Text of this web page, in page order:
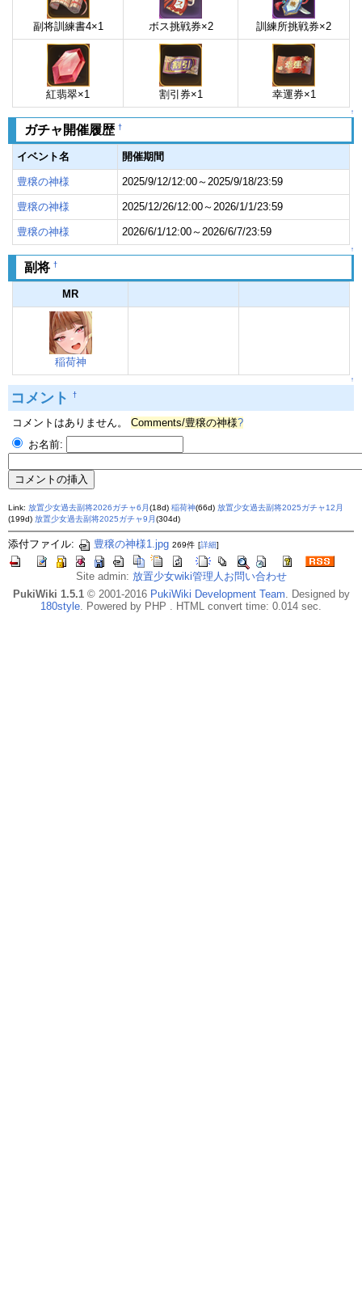
副将訓練書4×1 ボス挑戦券×2 訓練所挑戦券×2
紅翡翠×1 割引券×1 幸運券×1
↑
ガチャ開催履歴 †
イベント名 開催期間
豊穣の神様 2025/9/12/12:00～2025/9/18/23:59
豊穣の神様 2025/12/26/12:00～2026/1/1/23:59
豊穣の神様 2026/6/1/12:00～2026/6/7/23:59
↑
副将 †
MR
稲荷神
↑
コメント †
コメントはありません。 Comments/豊穣の神様?
お名前:
Link: 放置少女過去副将2026ガチャ6月(18d) 稲荷神(66d) 放置少女過去副将2025ガチャ12月
(199d) 放置少女過去副将2025ガチャ9月(304d)
添付ファイル: 豊穣の神様1.jpg 269件 [詳細]
Site admin: 放置少女wiki管理人お問い合わせ
PukiWiki 1.5.1© 2001-2016 PukiWiki Development Team. Designed by
180style. Powered by PHP . HTML convert time: 0.014 sec.